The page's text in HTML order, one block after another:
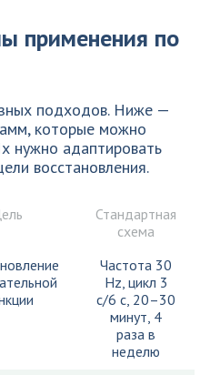
применения по
подходов. Ниже —
которые можно
нужно адаптировать
восстановления.
Стандартная
схема
Частота 30
Hz, цикл 3
с/6 с, 20–30
минут, 4
раза в
неделю